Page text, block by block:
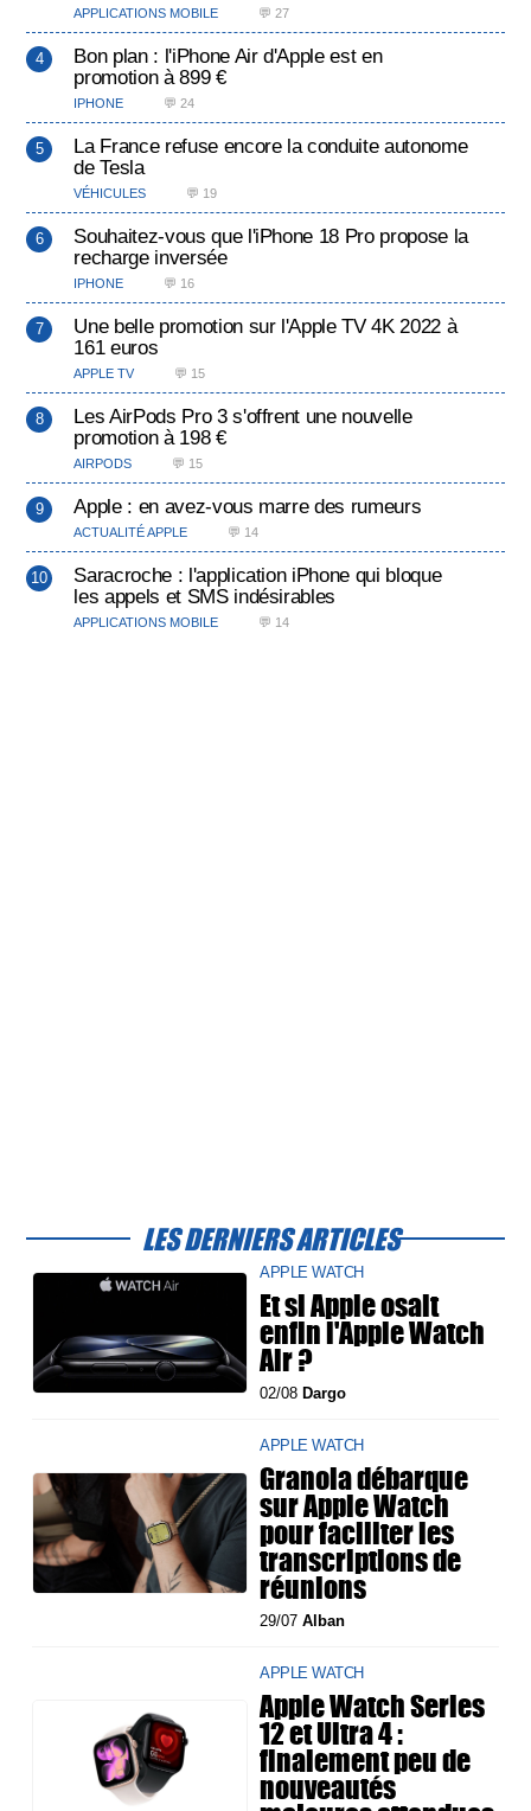
APPLICATIONS MOBILE 💬 27
Bon plan : l'iPhone Air d'Apple est en
promotion à 899 €
IPHONE 💬 24
La France refuse encore la conduite autonome
de Tesla
VÉHICULES 💬 19
Souhaitez-vous que l'iPhone 18 Pro propose la
recharge inversée
IPHONE 💬 16
Une belle promotion sur l'Apple TV 4K 2022 à
161 euros
APPLE TV 💬 15
Les AirPods Pro 3 s'offrent une nouvelle
promotion à 198 €
AIRPODS 💬 15
Apple : en avez-vous marre des rumeurs
ACTUALITÉ APPLE 💬 14
Saracroche : l'application iPhone qui bloque
les appels et SMS indésirables
APPLICATIONS MOBILE 💬 14
LES DERNIERS ARTICLES
APPLE WATCH
Et si Apple osait
enfin l'Apple Watch
Air ?
02/08Dargo
APPLE WATCH
Granola débarque
sur Apple Watch
pour faciliter les
transcriptions de
réunions
29/07Alban
APPLE WATCH
Apple Watch Series
12 et Ultra 4 :
finalement peu de
nouveautés